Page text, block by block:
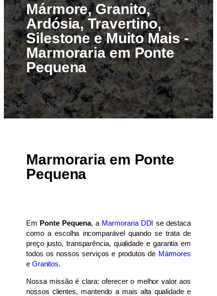
Mármore, Granito,
Ardósia, Travertino,
Silestone e Muito Mais -
Marmoraria em Ponte
Pequena
Marmoraria em Ponte
Pequena
Em Ponte Pequena, a Marmoraria DDI se destaca
como a escolha incomparável quando se trata de
preço justo, transparência, qualidade e garantia em
todos os nossos serviços e produtos de Mármores
e Granitos.
Nossa missão é clara: oferecer o melhor valor aos
nossos clientes, mantendo a mais alta qualidade e